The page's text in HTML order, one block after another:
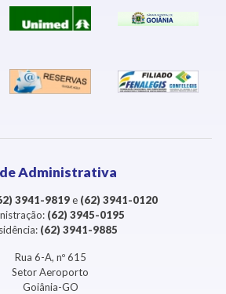
Administrativa
3941-9819e (62) 3941-0120
(62) 3945-0195
(62) 3941-9885
Rua 6-A, nº 615
Setor Aeroporto
Goiânia-GO